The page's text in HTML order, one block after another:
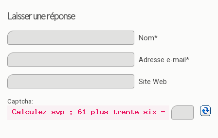
Laisser une réponse
Nom*
Adresse e-mail*
Site Web
Captcha: